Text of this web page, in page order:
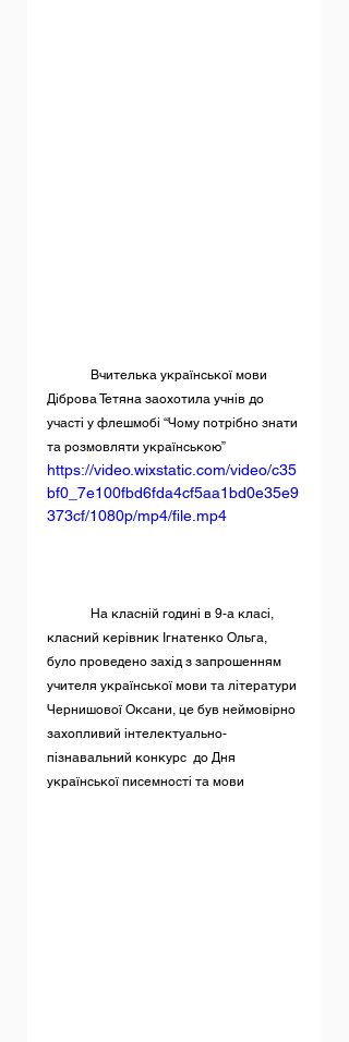
Діброва Тетяна заохотила учнів до
участі у флешмобі “Чому потрібно знати
та розмовляти українською”
https://video.wixstatic.com/video/c35
bf0_7e100fbd6fda4cf5aa1bd0e35e9
373cf/1080p/mp4/file.mp4
класний керівник Ігнатенко Ольга,
було проведено захід з запрошенням
учителя української мови та літератури
Чернишової Оксани, це був неймовірно
захопливий інтелектуально-
пізнавальний конкурс  до Дня
української писемності та мови